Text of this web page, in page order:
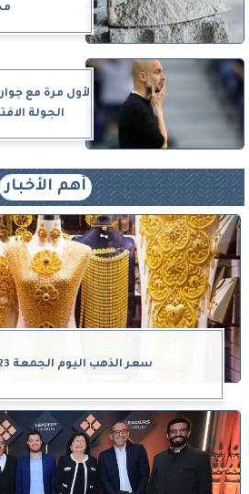
لأول مرة مع
الجولة
أهم الأخبار
سعر الذهب اليوم الجمعة 23 فبراير 2024